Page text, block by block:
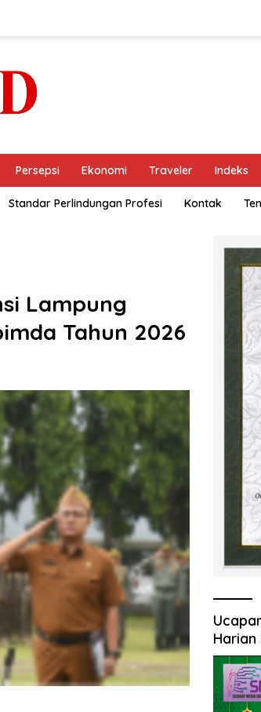
Persepsi Ekonomi Traveler Indeks
Standar Perlindungan Profesi Kontak
Lampung
Tahun 2026
Harian